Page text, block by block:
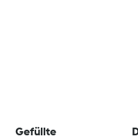
Gefüllte